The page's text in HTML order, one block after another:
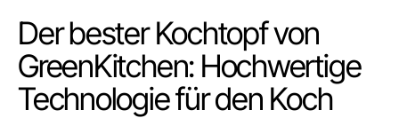
Der bester Kochtopf von
GreenKitchen: Hochwertige
Technologie für den Koch